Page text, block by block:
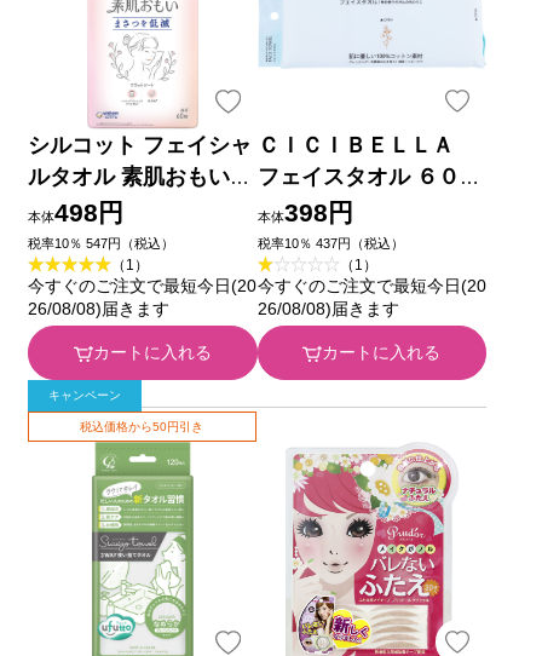
シルコット フェイシャ
ルタオル 素肌おもい
フェイスタオル フェイ
スペーパー 使い捨てタ
オル ６０枚 ユニ・チ
ャーム
本体498円
税率10％ 547円（税込）
（1）
今すぐのご注文で最短今日(20
26/08/08)届きます
カートに入れる
ＣＩＣＩＢＥＬＬＡ
フェイスタオル ６０枚
入 Ｌａ Ｂｅｌｌａ
本体398円
税率10％ 437円（税込）
（1）
今すぐのご注文で最短今日(20
26/08/08)届きます
カートに入れる
キャンペーン
税込価格から50円引き